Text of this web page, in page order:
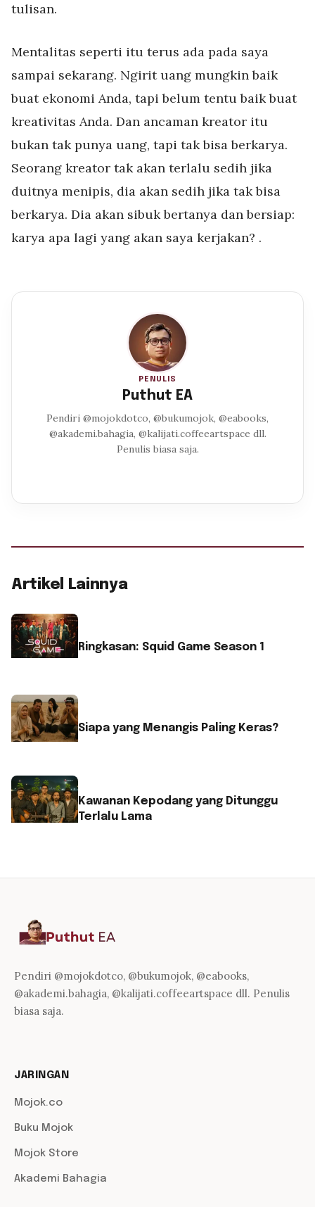
tulisan.
Mentalitas seperti itu terus ada pada saya
sampai sekarang. Ngirit uang mungkin baik
buat ekonomi Anda, tapi belum tentu baik buat
kreativitas Anda. Dan ancaman kreator itu
bukan tak punya uang, tapi tak bisa berkarya.
Seorang kreator tak akan terlalu sedih jika
duitnya menipis, dia akan sedih jika tak bisa
berkarya. Dia akan sibuk bertanya dan bersiap:
karya apa lagi yang akan saya kerjakan? .
PENULIS
Puthut EA
Pendiri @mojokdotco, @bukumojok, @eabooks,
@akademi.bahagia, @kalijati.coffeeartspace dll.
Penulis biasa saja.
Artikel Lainnya
Ringkasan: Squid Game Season 1
Siapa yang Menangis Paling Keras?
Kawanan Kepodang yang Ditunggu
Terlalu Lama
Pendiri @mojokdotco, @bukumojok, @eabooks,
@akademi.bahagia, @kalijati.coffeeartspace dll. Penulis
biasa saja.
JARINGAN
Mojok.co
Buku Mojok
Mojok Store
Akademi Bahagia